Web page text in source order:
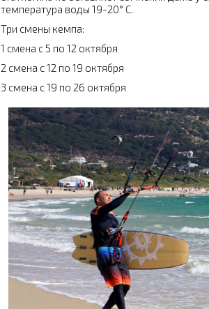
температура воды 19-20° С.
Три смены кемпа:
1 смена с 5 по 12 октября
2 смена с 12 по 19 октября
3 смена с 19 по 26 октября